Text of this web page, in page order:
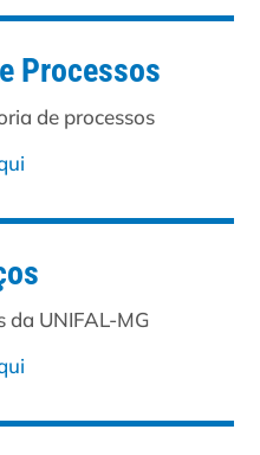
Processos
de processos
da UNIFAL-MG